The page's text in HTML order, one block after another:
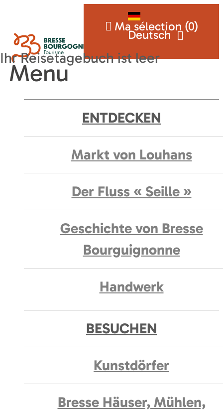
Deutsch
Ma sélection (0)
Menu
ENTDECKEN
Markt von Louhans
Der Fluss « Seille »
Geschichte von Bresse
Bourguignonne
Handwerk
BESUCHEN
Kunstdörfer
Bresse Häuser, Mühlen,